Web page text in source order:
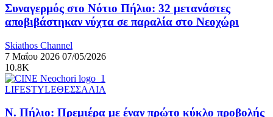
Συναγερμός στο Νότιο Πήλιο: 32 μετανάστες
αποβιβάστηκαν νύχτα σε παραλία στο Νεοχώρι
Skiathos Channel
7 Μαΐου 2026 07/05/2026
10.8K
LIFESTYLEΘΕΣΣΑΛΙΑ
Ν. Πήλιο: Πρεμιέρα με έναν πρώτο κύκλο προβολής